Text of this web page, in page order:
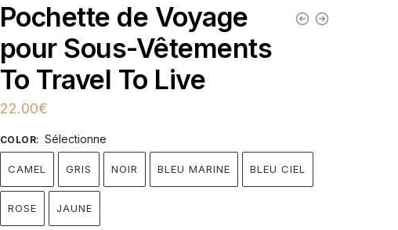
Pochette de Voyage
pour Sous-Vêtements
To Travel To Live
22.00€
COLOR: Sélectionne
CAMEL GRIS NOIR BLEU MARINE BLEU CIEL
ROSE JAUNE